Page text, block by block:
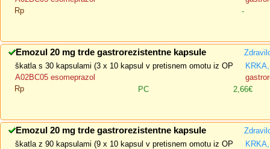
Rp
-
Emozul 20 mg trde gastrorezistentne kapsule
škatla s 30 kapsulami (3 x 10 kapsul v pretisnem omotu iz OP
A02BC05 esomeprazol
Rp
PC 2,66€
Emozul 20 mg trde gastrorezistentne kapsule
škatla z 90 kapsulami (9 x 10 kapsul v pretisnem omotu iz OP